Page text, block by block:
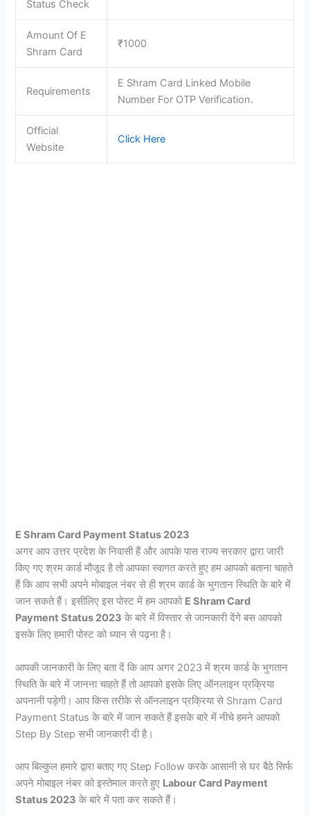
Status Check
Amount Of E
Shram Card
₹1000
Requirements
E Shram Card Linked Mobile
Number For OTP Verification.
Official
Website
Click Here
E Shram Card Payment Status 2023
अगर आप उत्तर प्रदेश के निवासी हैं और आपके पास राज्य सरकार द्वारा जारी
किए गए श्रम कार्ड मौजूद है तो आपका स्वागत करते हुए हम आपको बताना चाहते
हैं कि आप सभी अपने मोबाइल नंबर से ही श्रम कार्ड के भुगतान स्थिति के बारे में
जान सकते हैं।इसीलिए इस पोस्ट में हम आपको E Shram Card
Payment Status 2023 के बारे में विस्तार से जानकारी देंगे बस आपको
इसके लिए हमारी पोस्ट को ध्यान से पढ़ना है।
आपकी जानकारी के लिए बता दें कि आप अगर 2023 में श्रम कार्ड के भुगतान
स्थिति के बारे में जानना चाहते हैं तो आपको इसके लिए ऑनलाइन प्रक्रिया
अपनानी पड़ेगी।आप किस तरीके से ऑनलाइन प्रक्रिया से Shram Card
Payment Status के बारे में जान सकते हैं इसके बारे में नीचे हमने आपको
Step By Step सभी जानकारी दी है।
आप बिल्कुल हमारे द्वारा बताए गए Step Follow करके आसानी से घर बैठे सिर्फ
अपने मोबाइल नंबर को इस्तेमाल करते हुए Labour Card Payment
Status 2023 के बारे में पता कर सकते हैं।